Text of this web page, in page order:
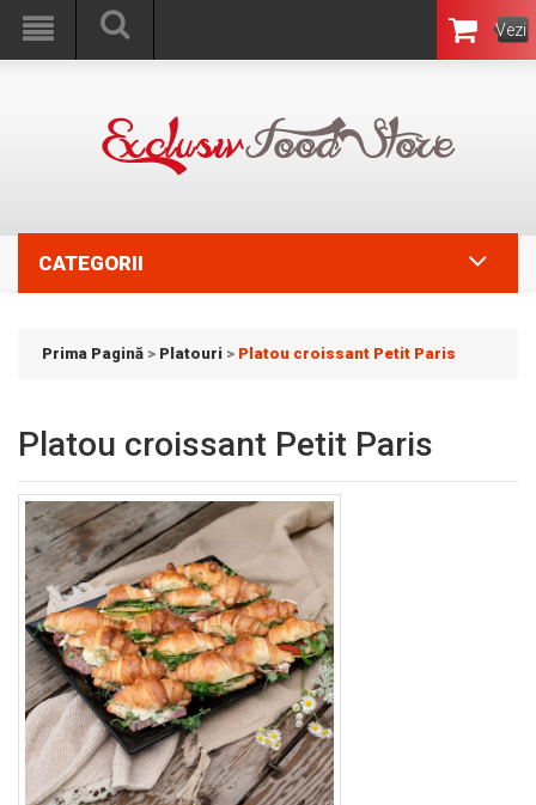
Vezi
Coşul
CATEGORII
Prima Pagină > Platouri > Platou croissant Petit Paris
Platou croissant Petit Paris